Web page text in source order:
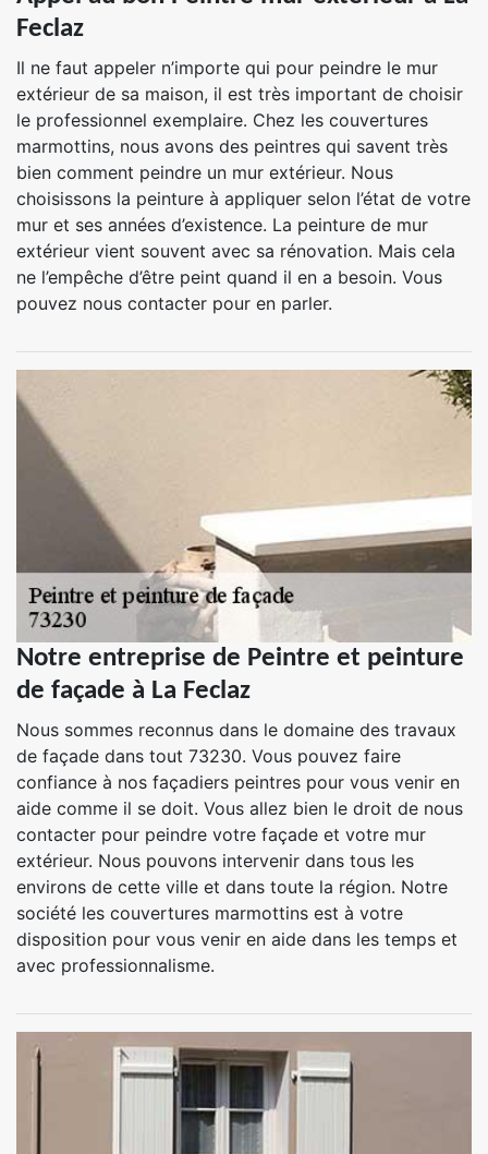
Feclaz
Il ne faut appeler n’importe qui pour peindre le mur
extérieur de sa maison, il est très important de choisir
le professionnel exemplaire. Chez les couvertures
marmottins, nous avons des peintres qui savent très
bien comment peindre un mur extérieur. Nous
choisissons la peinture à appliquer selon l’état de votre
mur et ses années d’existence. La peinture de mur
extérieur vient souvent avec sa rénovation. Mais cela
ne l’empêche d’être peint quand il en a besoin. Vous
pouvez nous contacter pour en parler.
Notre entreprise de Peintre et peinture
de façade à La Feclaz
Nous sommes reconnus dans le domaine des travaux
de façade dans tout 73230. Vous pouvez faire
confiance à nos façadiers peintres pour vous venir en
aide comme il se doit. Vous allez bien le droit de nous
contacter pour peindre votre façade et votre mur
extérieur. Nous pouvons intervenir dans tous les
environs de cette ville et dans toute la région. Notre
société les couvertures marmottins est à votre
disposition pour vous venir en aide dans les temps et
avec professionnalisme.